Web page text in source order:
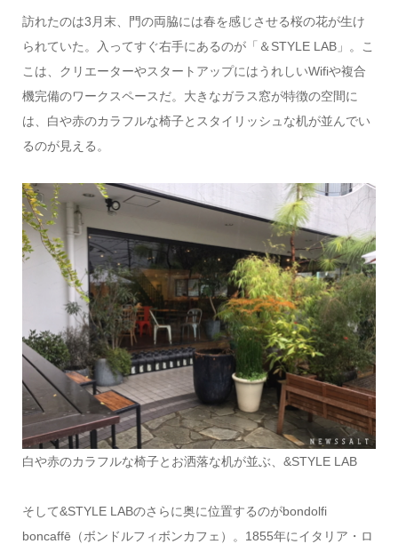
訪れたのは3月末、門の両脇には春を感じさせる桜の花が生け
られていた。入ってすぐ右手にあるのが「＆STYLE LAB」。こ
こは、クリエーターやスタートアップにはうれしいWifiや複合
機完備のワークスペースだ。大きなガラス窓が特徴の空間に
は、白や赤のカラフルな椅子とスタイリッシュな机が並んでい
るのが見える。
白や赤のカラフルな椅子とお洒落な机が並ぶ、&STYLE LAB
そして&STYLE LABのさらに奥に位置するのがbondolfi
boncaffē（ボンドルフィボンカフェ）。1855年にイタリア・ロ